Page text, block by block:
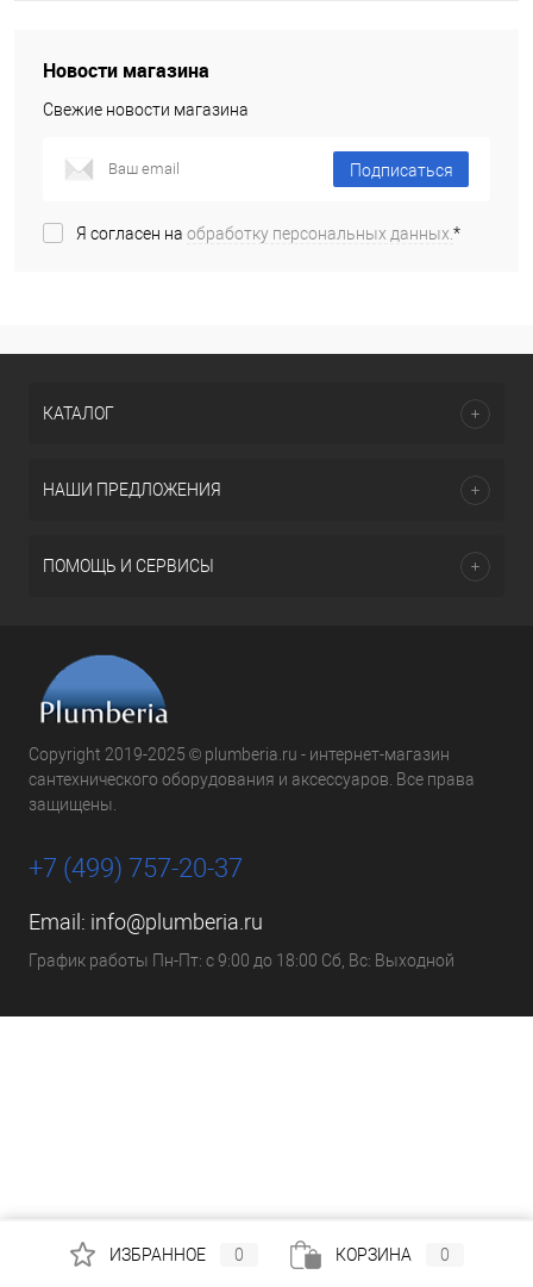
Новости магазина
Свежие новости магазина
Подписаться
Я согласен на обработку персональных данных.*
КАТАЛОГ
НАШИ ПРЕДЛОЖЕНИЯ
ПОМОЩЬ И СЕРВИСЫ
Copyright 2019-2025 © plumberia.ru - интернет-магазин
сантехнического оборудования и аксессуаров. Все права
защищены.
+7 (499) 757-20-37
Email: info@plumberia.ru
График работы Пн-Пт: с 9:00 до 18:00 Сб, Вс: Выходной
ИЗБРАННОЕ 0 КОРЗИНА 0